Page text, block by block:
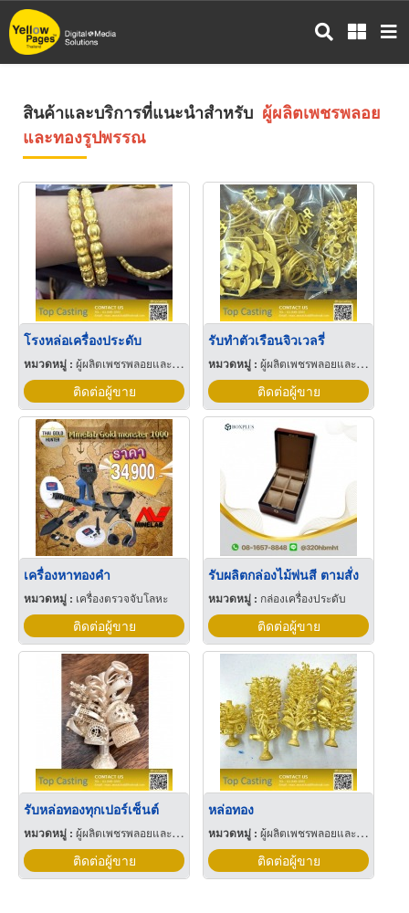
ข้าม
ไป
สินค้าและบริการที่แนะนำสำหรับ ผู้ผลิตเพชรพลอย
และทองรูปพรรณ
โรงหล่อเครื่องประดับ
หมวดหมู่ : ผู้ผลิตเพชรพลอยและทองรูปพรรณ
ติดต่อผู้ขาย
รับทำตัวเรือนจิวเวลรี่
หมวดหมู่ :ผู้ผลิตเพชรพลอยและทองรูปพรรณ
ติดต่อผู้ขาย
เครื่องหาทองคำ
หมวดหมู่ : เครื่องตรวจจับโลหะ
ติดต่อผู้ขาย
รับผลิตกล่องไม้พ่นสี ตามสั่ง
หมวดหมู่ : กล่องเครื่องประดับ
ติดต่อผู้ขาย
รับหล่อทองทุกเปอร์เซ็นต์
หมวดหมู่ : ผู้ผลิตเพชรพลอยและทองรูปพรรณ
ติดต่อผู้ขาย
หล่อทอง
หมวดหมู่ :ผู้ผลิตเพชรพลอยและทองรูปพรรณ
ติดต่อผู้ขาย